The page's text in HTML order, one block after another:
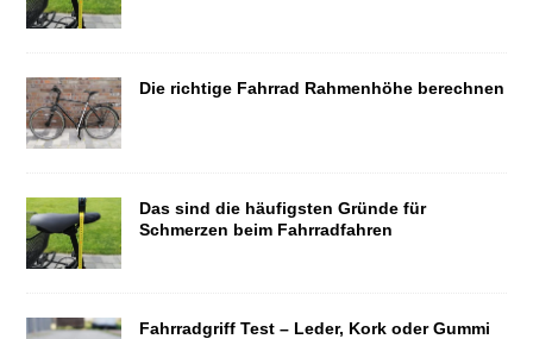
Die richtige Fahrrad Rahmenhöhe berechnen
Das sind die häufigsten Gründe für
Schmerzen beim Fahrradfahren
Fahrradgriff Test – Leder, Kork oder Gummi